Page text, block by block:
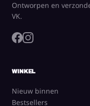
Ontworpen en
VK.
WINKEL
Nieuw binnen
Bestsellers